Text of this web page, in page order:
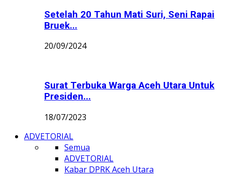
Setelah 20 Tahun Mati Suri, Seni Rapai
Bruek...
20/09/2024
Surat Terbuka Warga Aceh Utara Untuk
Presiden...
18/07/2023
ADVETORIAL
Semua
ADVETORIAL
Kabar DPRK Aceh Utara